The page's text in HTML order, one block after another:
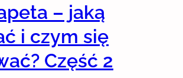
– jaką
i czym się
Część 2